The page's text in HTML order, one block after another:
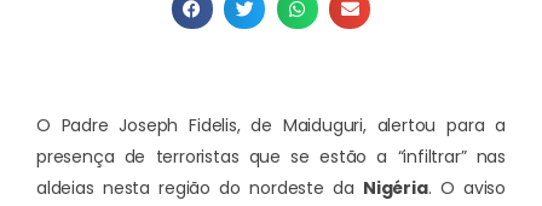
O Padre Joseph Fidelis, de Maiduguri, alertou para a
presença de terroristas que se estão a “infiltrar” nas
aldeias nesta região do nordeste da Nigéria. O aviso